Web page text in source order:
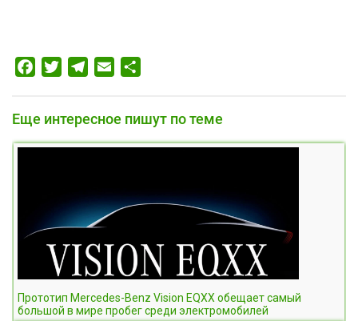
FacebookTwitterTelegram
Email
Еще интересное пишут по теме
Прототип Mercedes-Benz Vision EQXX обещает самый
большой в мире пробег среди электромобилей